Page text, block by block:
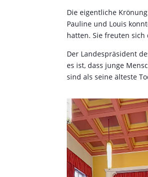
Die eigentliche
Pauline und Louis
hatten. Sie freuten
Der Landespräsident
es ist, dass junge
sind als seine älteste